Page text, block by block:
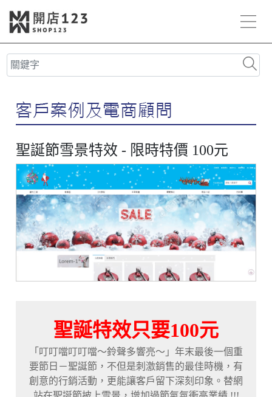
聖誕節雪景特效 - 限時特價 100元
聖誕特效只要100元
「叮叮噹叮叮噹～鈴聲多響亮～」年末最後一個重
要節日－聖誕節，不但是刺激銷售的最佳時機，有
創意的行銷活動，更能讓客戶留下深刻印象。替網